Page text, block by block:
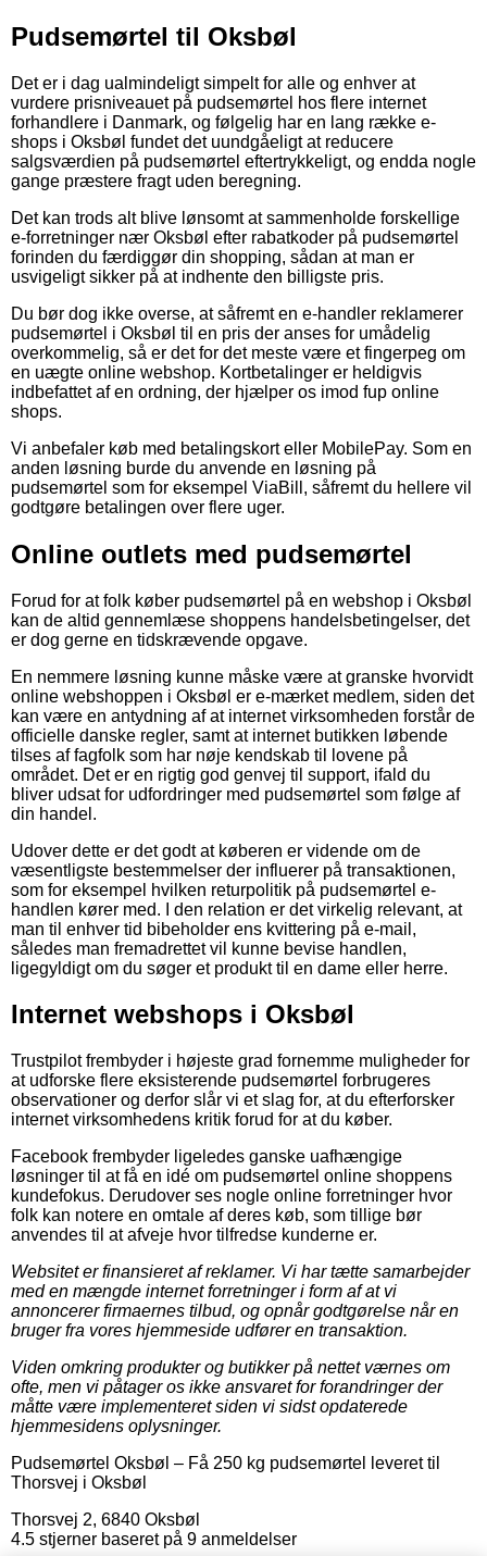
Pudsemørtel til Oksbøl
Det er i dag ualmindeligt simpelt for alle og enhver at
vurdere prisniveauet på pudsemørtel hos flere internet
forhandlere i Danmark, og følgelig har en lang række e-
shops i Oksbøl fundet det uundgåeligt at reducere
salgsværdien på pudsemørtel eftertrykkeligt, og endda nogle
gange præstere fragt uden beregning.
Det kan trods alt blive lønsomt at sammenholde forskellige
e-forretninger nær Oksbøl efter rabatkoder på pudsemørtel
forinden du færdiggør din shopping, sådan at man er
usvigeligt sikker på at indhente den billigste pris.
Du bør dog ikke overse, at såfremt en e-handler reklamerer
pudsemørtel i Oksbøl til en pris der anses for umådelig
overkommelig, så er det for det meste være et fingerpeg om
en uægte online webshop. Kortbetalinger er heldigvis
indbefattet af en ordning, der hjælper os imod fup online
shops.
Vi anbefaler køb med betalingskort eller MobilePay. Som en
anden løsning burde du anvende en løsning på
pudsemørtel som for eksempel ViaBill, såfremt du hellere vil
godtgøre betalingen over flere uger.
Online outlets med pudsemørtel
Forud for at folk køber pudsemørtel på en webshop i Oksbøl
kan de altid gennemlæse shoppens handelsbetingelser, det
er dog gerne en tidskrævende opgave.
En nemmere løsning kunne måske være at granske hvorvidt
online webshoppen i Oksbøl er e-mærket medlem, siden det
kan være en antydning af at internet virksomheden forstår de
officielle danske regler, samt at internet butikken løbende
tilses af fagfolk som har nøje kendskab til lovene på
området. Det er en rigtig god genvej til support, ifald du
bliver udsat for udfordringer med pudsemørtel som følge af
din handel.
Udover dette er det godt at køberen er vidende om de
væsentligste bestemmelser der influerer på transaktionen,
som for eksempel hvilken returpolitik på pudsemørtel e-
handlen kører med. I den relation er det virkelig relevant, at
man til enhver tid bibeholder ens kvittering på e-mail,
således man fremadrettet vil kunne bevise handlen,
ligegyldigt om du søger et produkt til en dame eller herre.
Internet webshops i Oksbøl
Trustpilot frembyder i højeste grad fornemme muligheder for
at udforske flere eksisterende pudsemørtel forbrugeres
observationer og derfor slår vi et slag for, at du efterforsker
internet virksomhedens kritik forud for at du køber.
Facebook frembyder ligeledes ganske uafhængige
løsninger til at få en idé om pudsemørtel online shoppens
kundefokus. Derudover ses nogle online forretninger hvor
folk kan notere en omtale af deres køb, som tillige bør
anvendes til at afveje hvor tilfredse kunderne er.
Websitet er finansieret af reklamer. Vi har tætte samarbejder
med en mængde internet forretninger i form af at vi
annoncerer firmaernes tilbud, og opnår godtgørelse når en
bruger fra vores hjemmeside udfører en transaktion.
Viden omkring produkter og butikker på nettet værnes om
ofte, men vi påtager os ikke ansvaret for forandringer der
måtte være implementeret siden vi sidst opdaterede
hjemmesidens oplysninger.
Pudsemørtel Oksbøl – Få 250 kg pudsemørtel leveret til
Thorsvej i Oksbøl
Thorsvej 2, 6840 Oksbøl
4.5 stjerner baseret på 9 anmeldelser